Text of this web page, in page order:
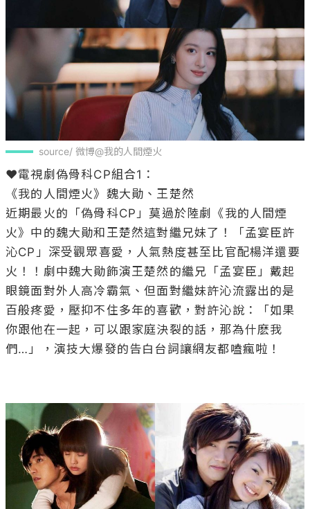
source/ 微博@我的人間煙火
❤️電視劇偽骨科CP組合1：
《我的人間煙火》魏大勛、王楚然
近期最火的「偽骨科CP」莫過於陸劇《我的人間煙
火》中的魏大勛和王楚然這對繼兄妹了！「孟宴臣許
沁CP」深受觀眾喜愛，人氣熱度甚至比官配楊洋還要
火！！劇中魏大勛飾演王楚然的繼兄「孟宴臣」戴起
眼鏡面對外人高冷霸氣、但面對繼妹許沁流露出的是
百般疼愛，壓抑不住多年的喜歡，對許沁說：「如果
你跟他在一起，可以跟家庭決裂的話，那為什麽我
們…」，演技大爆發的告白台詞讓網友都嗑瘋啦！